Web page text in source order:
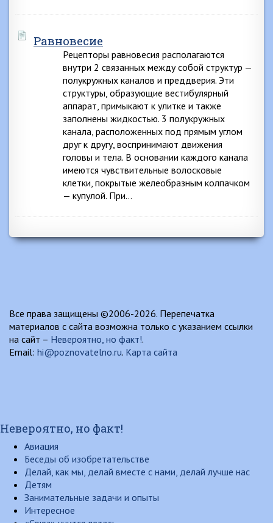
Равновесие
Рецепторы равновесия располагаются
внутри 2 связанных между собой структур —
полукружных каналов и преддверия. Эти
структуры, образующие вестибулярный
аппарат, примыкают к улитке и также
заполнены жидкостью. 3 полукружных
канала, расположенных под прямым углом
друг к другу, воспринимают движения
головы и тела. В основании каждого канала
имеются чувствительные волосковые
клетки, покрытые желеобразным колпачком
— купулой. При…
Все права защищены ©2006-2026. Перепечатка
материалов с сайта возможна только с указанием ссылки
на сайт – Невероятно, но факт!.
Email: hi@poznovatelno.ru. Карта сайта
Невероятно, но факт!
Авиация
Беседы об изобретательстве
Делай, как мы, делай вместе с нами, делай лучше нас
Детям
Занимательные задачи и опыты
Интересное